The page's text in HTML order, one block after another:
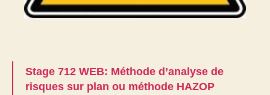
Stage 712 WEB: Méthode d’analyse de
risques sur plan ou méthode HAZOP